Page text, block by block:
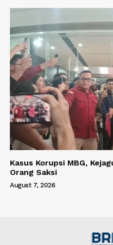
Kasus Korupsi MBG,
Orang Saksi
August 7, 2026